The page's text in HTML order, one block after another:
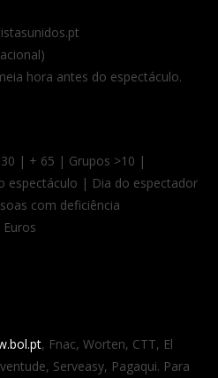
hora antes do espectáculo.
| + 65 | Grupos >10 |
espectáculo | Dia do espectador
com deficiência
, Fnac, Worten, CTT, El
Serveasy, Pagaqui. Para